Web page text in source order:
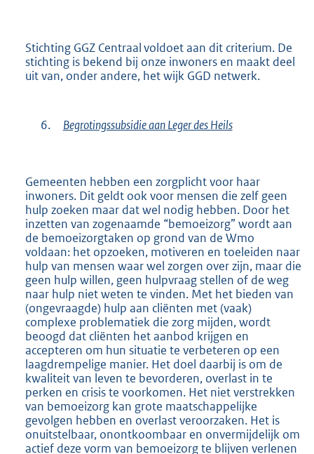
Stichting GGZ Centraal voldoet aan dit criterium. De
stichting is bekend bij onze inwoners en maakt deel
uit van, onder andere, het wijk GGD netwerk.
6. Begrotingssubsidie aan Leger des Heils
Gemeenten hebben een zorgplicht voor haar
inwoners. Dit geldt ook voor mensen die zelf geen
hulp zoeken maar dat wel nodig hebben. Door het
inzetten van zogenaamde “bemoeizorg” wordt aan
de bemoeizorgtaken op grond van de Wmo
voldaan: het opzoeken, motiveren en toeleiden naar
hulp van mensen waar wel zorgen over zijn, maar die
geen hulp willen, geen hulpvraag stellen of de weg
naar hulp niet weten te vinden. Met het bieden van
(ongevraagde) hulp aan cliënten met (vaak)
complexe problematiek die zorg mijden, wordt
beoogd dat cliënten het aanbod krijgen en
accepteren om hun situatie te verbeteren op een
laagdrempelige manier. Het doel daarbij is om de
kwaliteit van leven te bevorderen, overlast in te
perken en crisis te voorkomen. Het niet verstrekken
van bemoeizorg kan grote maatschappelijke
gevolgen hebben en overlast veroorzaken. Het is
onuitstelbaar, onontkoombaar en onvermijdelijk om
actief deze vorm van bemoeizorg te blijven verlenen